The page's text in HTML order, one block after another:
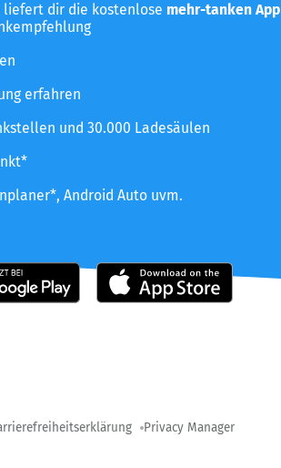
dir die kostenlose mehr-tanken App
erfahren
und 30.000 Ladesäulen
Android Auto uvm.
Privacy Manager